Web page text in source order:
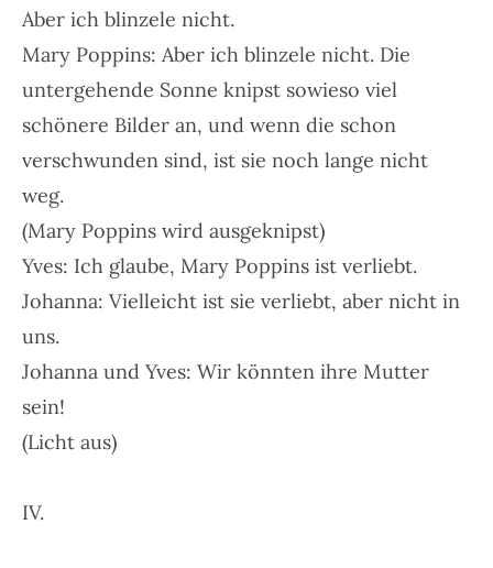
Aber ich blinzele nicht.
Mary Poppins: Aber ich blinzele nicht. Die
untergehende Sonne knipst sowieso viel
schönere Bilder an, und wenn die schon
verschwunden sind, ist sie noch lange nicht
weg.
(Mary Poppins wird ausgeknipst)
Yves: Ich glaube, Mary Poppins ist verliebt.
Johanna: Vielleicht ist sie verliebt, aber nicht in
uns.
Johanna und Yves: Wir könnten ihre Mutter
sein!
(Licht aus)
IV.